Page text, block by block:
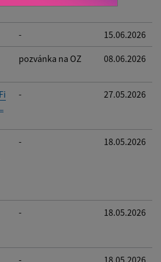
- 15.06.2026
pozvánka na OZ 08.06.2026
- 27.05.2026
- 18.05.2026
- 18.05.2026